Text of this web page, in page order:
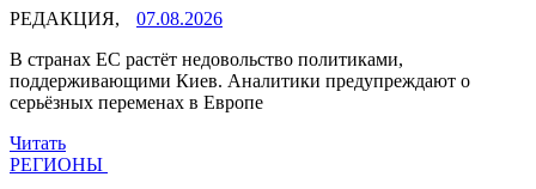
РЕДАКЦИЯ,
07.08.2026
В странах ЕС растёт недовольство политиками,
поддерживающими Киев. Аналитики предупреждают о
серьёзных переменах в Европе
Читать
РЕГИОНЫ